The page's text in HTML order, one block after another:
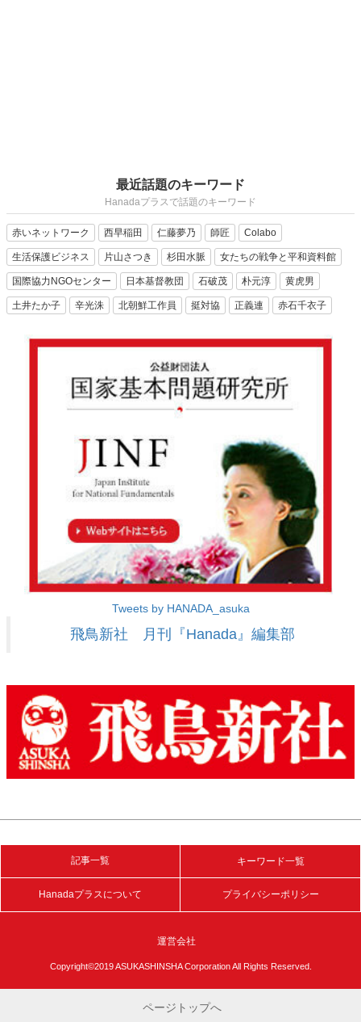
最近話題のキーワード
Hanadaプラスで話題のキーワード
赤いネットワーク 西早稲田 仁藤夢乃 師匠 Colabo
生活保護ビジネス 片山さつき 杉田水脈 女たちの戦争と平和資料館
国際協力NGOセンター 日本基督教団 石破茂 朴元淳 黄虎男
土井たか子 辛光洙 北朝鮮工作員 挺対協 正義連 赤石千衣子
Tweets by HANADA_asuka
飛鳥新社 月刊『Hanada』編集部
記事一覧 キーワード一覧
Hanadaプラスについて プライバシーポリシー
運営会社
Copyright©2019 ASUKASHINSHA Corporation All Rights Reserved.
ページトップへ